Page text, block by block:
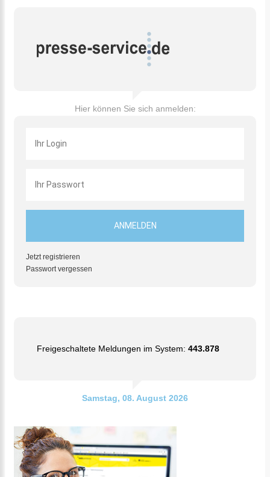
Hier können Sie sich anmelden:
Jetzt registrieren
Passwort vergessen
Freigeschaltete Meldungen im System: 443.878
Samstag, 08. August 2026